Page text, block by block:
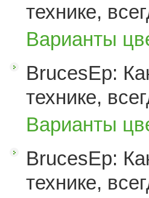
технике,
Варианты
BrucesEp:
технике,
Варианты
BrucesEp:
технике,